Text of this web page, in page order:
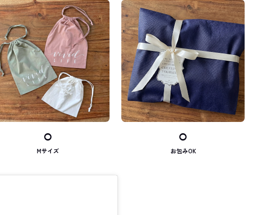
⚪︎
Mサイズ
⚪︎
お包みOK